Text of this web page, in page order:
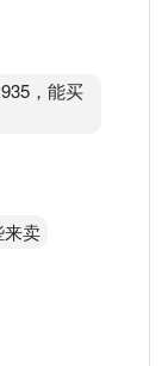
，能买
来卖